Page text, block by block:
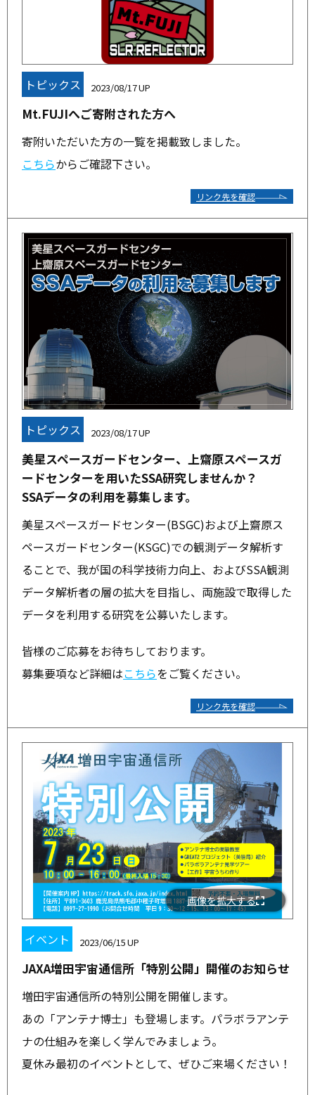
トピックス 2023/08/17
Mt.FUJIへご寄附された方へ
寄附いただいた方の一覧を掲載致しました。
こちらからご確認下さい。
リンク先を確認
トピックス 2023/08/17
美星スペースガードセンター、上齋原スペースガ
ードセンターを用いたSSA研究しませんか？
SSAデータの利用を募集します。
美星スペースガードセンター(BSGC)および上齋原ス
ペースガードセンター(KSGC)での観測データ解析す
ることで、我が国の科学技術力向上、およびSSA観測
データ解析者の層の拡大を目指し、両施設で取得した
データを利用する研究を公募いたします。
皆様のご応募をお待ちしております。
募集要項など詳細はこちらをご覧ください。
リンク先を確認
画像を拡大する
イベント 2023/06/15
JAXA増田宇宙通信所「特別公開」開催のお知らせ
増田宇宙通信所の特別公開を開催します。
あの「アンテナ博士」も登場します。パラボラアンテ
ナの仕組みを楽しく学んでみましょう。
夏休み最初のイベントとして、ぜひご来場ください！